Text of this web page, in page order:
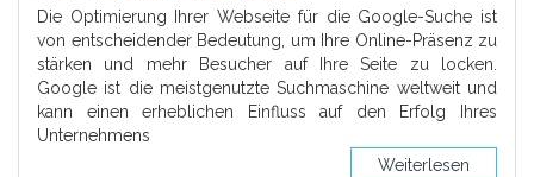
Die Optimierung Ihrer Webseite für die Google-Suche ist
von entscheidender Bedeutung, um Ihre Online-Präsenz zu
stärken und mehr Besucher auf Ihre Seite zu locken.
Google ist die meistgenutzte Suchmaschine weltweit und
kann einen erheblichen Einfluss auf den Erfolg Ihres
Unternehmens
Weiterlesen